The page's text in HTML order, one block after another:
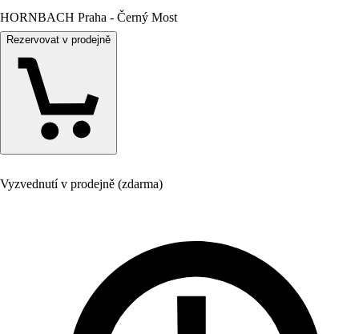
HORNBACH Praha - Černý Most
Rezervovat v prodejně
Vyzvednutí v prodejně (zdarma)